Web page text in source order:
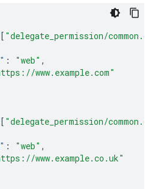
[ "delegate_permission/
: "web" ,
www.example.com"
[ "delegate_permission/
: "web" ,
www.example.co.uk"